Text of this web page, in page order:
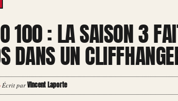
100 : LA SAISON 3
DANS UN
·Écrit parVincent Laporte